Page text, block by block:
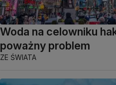
Woda na celowniku
poważny problem
ZE ŚWIATA